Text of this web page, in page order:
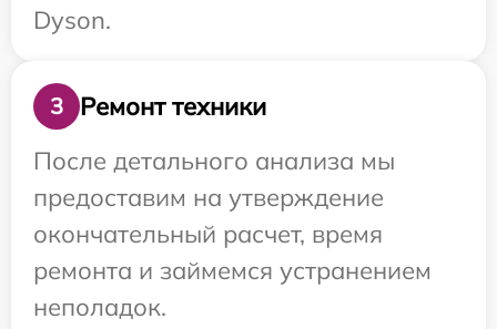
Dyson.
3
Ремонт техники
После детального анализа мы
предоставим на утверждение
окончательный расчет, время
ремонта и займемся устранением
неполадок.